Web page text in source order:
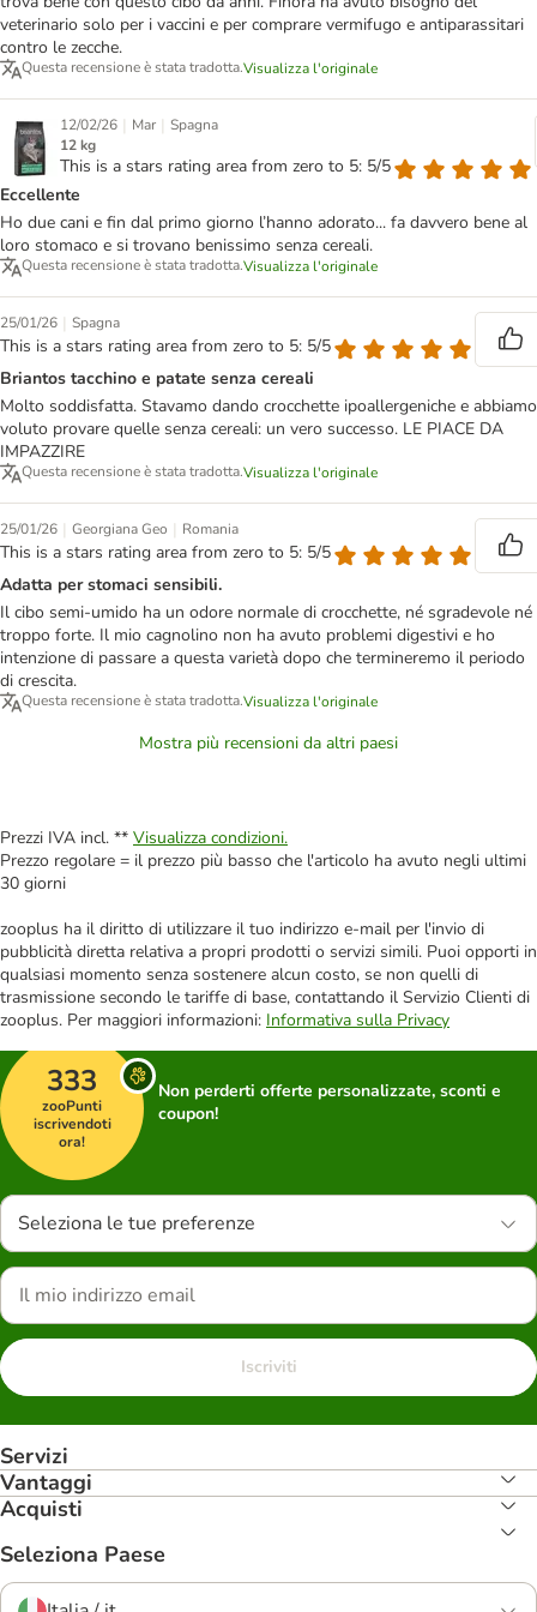
veterinario solo per i vaccini e per comprare vermifugo e antiparassitari
contro le zecche.
Questa recensione è stata tradotta.Visualizza l'originale
12/02/26 | Mar | Spagna
12 kg
This is a stars rating area from zero to 5: 5/5
Eccellente
Ho due cani e fin dal primo giorno l’hanno adorato... fa davvero bene al
loro stomaco e si trovano benissimo senza cereali.
Questa recensione è stata tradotta.Visualizza l'originale
25/01/26 | Spagna
This is a stars rating area from zero to 5: 5/5
Briantos tacchino e patate senza cereali
Molto soddisfatta. Stavamo dando crocchette ipoallergeniche e abbiamo
voluto provare quelle senza cereali: un vero successo. LE PIACE DA
IMPAZZIRE
Questa recensione è stata tradotta.Visualizza l'originale
25/01/26 | Georgiana Geo | Romania
This is a stars rating area from zero to 5: 5/5
Adatta per stomaci sensibili.
Il cibo semi-umido ha un odore normale di crocchette, né sgradevole né
troppo forte. Il mio cagnolino non ha avuto problemi digestivi e ho
intenzione di passare a questa varietà dopo che termineremo il periodo
di crescita.
Questa recensione è stata tradotta.Visualizza l'originale
Mostra più recensioni da altri paesi
Prezzi IVA incl. ** Visualizza condizioni.
Prezzo regolare = il prezzo più basso che l'articolo ha avuto negli ultimi
30 giorni
zooplus ha il diritto di utilizzare il tuo indirizzo e-mail per l'invio di
pubblicità diretta relativa a propri prodotti o servizi simili. Puoi opporti in
qualsiasi momento senza sostenere alcun costo, se non quelli di
trasmissione secondo le tariffe di base, contattando il Servizio Clienti di
zooplus. Per maggiori informazioni: Informativa sulla Privacy
333
zooPunti
iscrivendoti
ora!
Non perderti offerte personalizzate, sconti e
coupon!
Seleziona le tue preferenze
Iscriviti
Servizi
Vantaggi
Acquisti
Seleziona Paese